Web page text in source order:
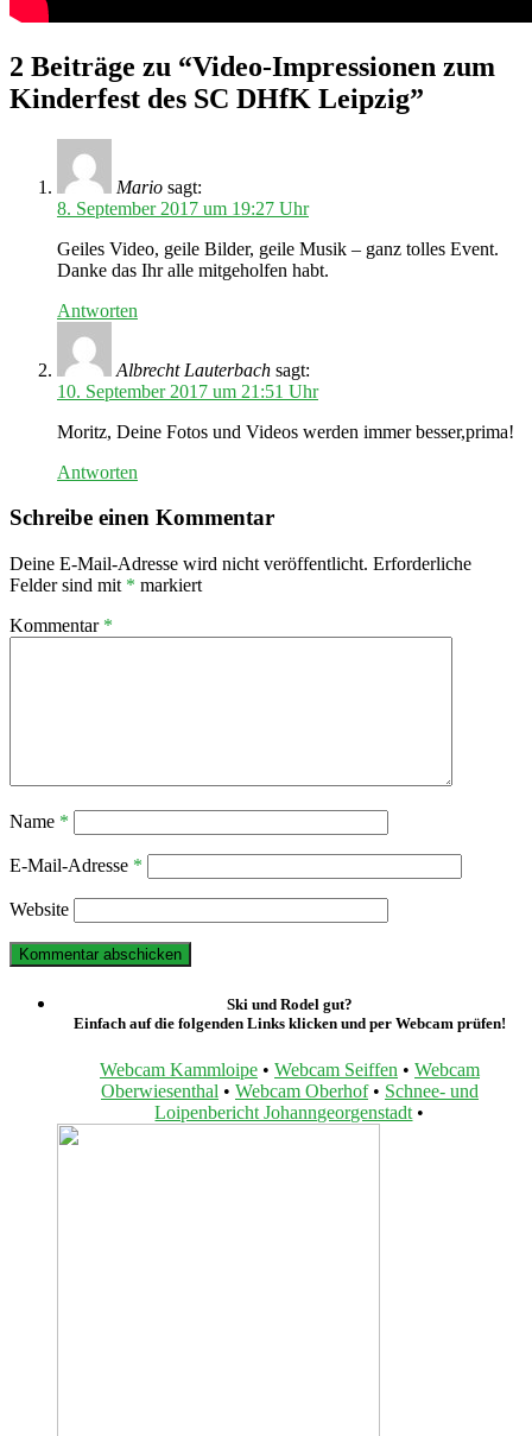
2 Beiträge zu “Video-Impressionen zum
Kinderfest des SC DHfK Leipzig”
Mario sagt:
8. September 2017 um 19:27 Uhr
Geiles Video, geile Bilder, geile Musik – ganz tolles Event.
Danke das Ihr alle mitgeholfen habt.
Antworten
Albrecht Lauterbach sagt:
10. September 2017 um 21:51 Uhr
Moritz, Deine Fotos und Videos werden immer besser,prima!
Antworten
Schreibe einen Kommentar
Deine E-Mail-Adresse wird nicht veröffentlicht. Erforderliche
Felder sind mit * markiert
Kommentar *
Name *
E-Mail-Adresse *
Website
Ski und Rodel gut?
Einfach auf die folgenden Links klicken und per Webcam prüfen!
Webcam Kammloipe • Webcam Seiffen • Webcam
Oberwiesenthal • Webcam Oberhof• Schnee- und
Loipenbericht Johanngeorgenstadt•